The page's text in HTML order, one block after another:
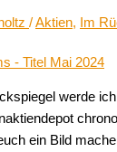
/Aktien, Im
werde
ein Bild